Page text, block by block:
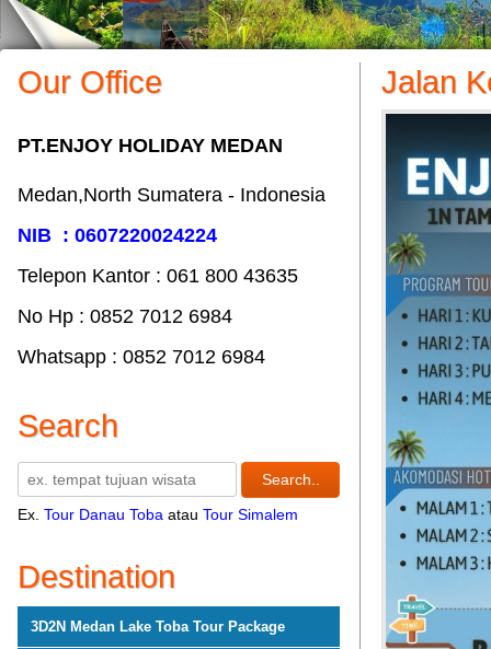
Our Office
PT.ENJOY HOLIDAY MEDAN
Medan,North Sumatera - Indonesia
NIB : 0607220024224
Telepon Kantor : 061‎ 800 43635
No Hp : 0852 7012 6984
Whatsapp : 0852 7012 6984
Search
Ex. Tour Danau Toba atau Tour Simalem
Destination
3D2N Medan Lake Toba Tour Package
Jalan